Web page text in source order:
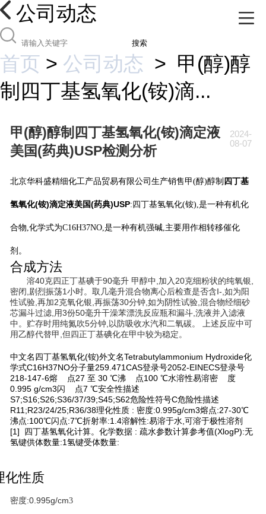
公司动态
搜索
首页 > 公司动态 > 甲(醇)醇
制四丁基氢氧化(铵)滴...
甲(醇)醇制四丁基氢氧化(铵)滴定液
美国(药典)USP检测分析
2024-
08-07
北京华科盛精细化工产品贸易有限公司生产销售甲(醇)醇制 四丁基
氢氧化(铵)滴定液美国(药典)USP:四丁基氢氧化(铵),是一种有机化
合物,化学式为C16H37NO,是一种有机强碱,主要用作相转移催化
剂。
合成方法
溶40克四正丁基碘于90毫升 甲醇中,加入 20克细粉状的纯氧银,
密闭 ,剧烈振荡1小时。取几毫升混合物离心后检查是否含I-,如为阳
性试验,再加2克氧化银 ,再振荡30分钟,如为阴性试验,混合物经细砂
芯漏斗过滤,用3份50毫升干澡苯漂洗反应瓶和漏斗,洗液并入滤液
中。贮存时用纯氮吹5分钟,以防吸收水汽和二氧碳。 上述反应中可
用乙醇代替甲,但四正丁基碘化在甲中较为稳定。
中文名四丁基氢氧化(铵)外文名Tetrabutylammonium Hydroxide化
学式C16H37NO分子量259.471CAS登录号2052-EINECS登录号
218-147-6熔 点27 至 30 ℃沸 点100 ℃水溶性易溶密 度
0.995 g/cm3闪 点7 ℃安全性描述
S7;S16;S26;S36/37/39;S45;S62危险性符号C危险性描述
R11;R23/24/25;R36/38理化性质 : 密度:0.995g/cm3熔点:27-30℃
沸点:100℃闪点:7℃折射率:1.4溶解性:易溶于水,可溶于极性溶剂
[1] 四丁基氢氧化计算。化学数据 : 疏水参数计算参考值(XlogP):无
氢键供体数量:1氢键受体数量:
化性质
密度:0.995g/cm3